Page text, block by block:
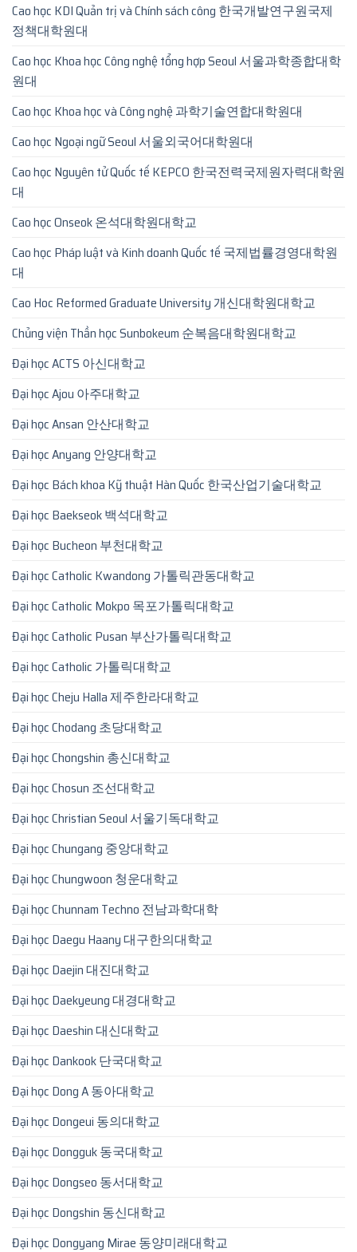
Cao học KDI Quản trị và Chính sách công 한국개발연구원국제
정책대학원대
Cao học Khoa học Công nghệ tổng hợp Seoul 서울과학종합대학
원대
Cao học Khoa học và Công nghệ 과학기술연합대학원대
Cao học Ngoại ngữ Seoul 서울외국어대학원대
Cao học Nguyên tử Quốc tế KEPCO 한국전력국제원자력대학원
대
Cao học Onseok 온석대학원대학교
Cao học Pháp luật và Kinh doanh Quốc tế 국제법률경영대학원
대
Cao Hoc Reformed Graduate University 개신대학원대학교
Chủng viện Thần học Sunbokeum 순복음대학원대학교
Đại học ACTS 아신대학교
Đại học Ajou 아주대학교
Đại học Ansan 안산대학교
Đại học Anyang 안양대학교
Đại học Bách khoa Kỹ thuật Hàn Quốc 한국산업기술대학교
Đại học Baekseok 백석대학교
Đại học Bucheon 부천대학교
Đại học Catholic Kwandong 가톨릭관동대학교
Đại học Catholic Mokpo 목포가톨릭대학교
Đại học Catholic Pusan 부산가톨릭대학교
Đại học Catholic 가톨릭대학교
Đại học Cheju Halla 제주한라대학교
Đại học Chodang 초당대학교
Đại học Chongshin 총신대학교
Đại học Chosun 조선대학교
Đại học Christian Seoul 서울기독대학교
Đại học Chungang 중앙대학교
Đại học Chungwoon 청운대학교
Đại học Chunnam Techno 전남과학대학
Đại học Daegu Haany 대구한의대학교
Đại học Daejin 대진대학교
Đại học Daekyeung 대경대학교
Đại học Daeshin 대신대학교
Đại học Dankook 단국대학교
Đại học Dong A 동아대학교
Đại học Dongeui 동의대학교
Đại học Dongguk 동국대학교
Đại học Dongseo 동서대학교
Đại học Dongshin 동신대학교
Đại học Dongyang Mirae 동양미래대학교